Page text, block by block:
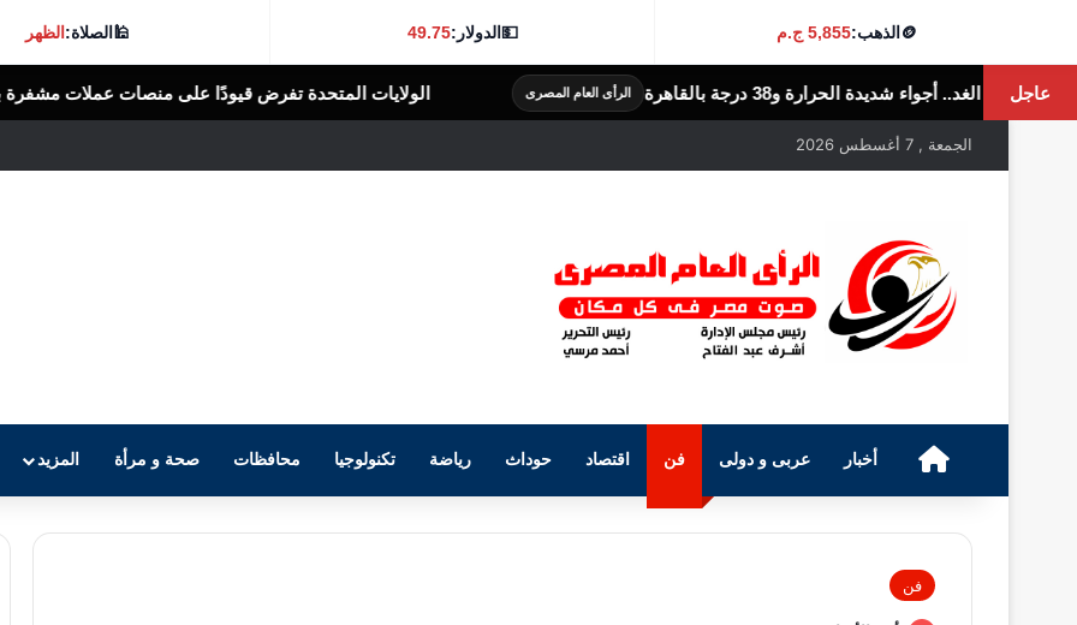
🪙الذهب:5,855 ج.م 💵الدولار:49.75
🕌الصلاة:الظهر
عاجل
و38 درجة بالقاهرة الرأى العام المصرى الولايات المتحدة تفرض قيودًا على منصات عملات مشفرة بدعوى دعم جهات إيرانية
الجمعة , 7 أغسطس 2026
الرئيسيةأخبار عربى و دولى فن اقتصاد حوداث رياضة تكنولوجيا محافظات صحة و مرأة المزيد
فن